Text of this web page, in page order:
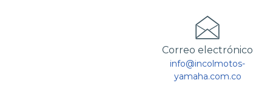
Correo electrónico
info@incolmotos-
yamaha.com.co